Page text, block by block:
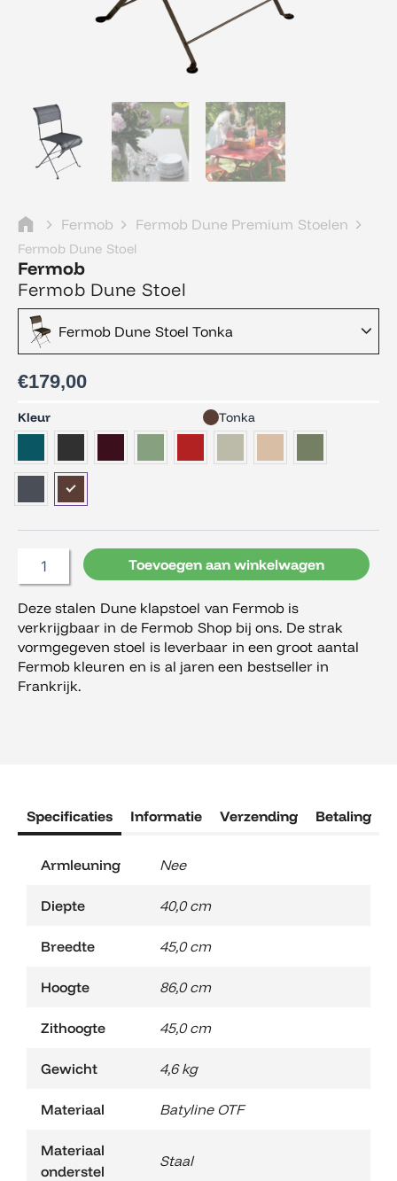
Fermob Fermob Dune Premium Stoelen
Fermob Dune Stoel
Fermob
Fermob Dune Stoel
Fermob Dune Stoel Tonka
€179,00
Kleur Tonka
Fermob
Dune
Toevoegen aan winkelwagen
Deze stalen Dune klapstoel van Fermob is
verkrijgbaar in de Fermob Shop bij ons. De strak
vormgegeven stoel is leverbaar in een groot aantal
Fermob kleuren en is al jaren een bestseller in
Frankrijk.
Specificaties Informatie Verzending Betaling
Armleuning Nee
Diepte 40,0 cm
Breedte 45,0 cm
Hoogte 86,0 cm
Zithoogte 45,0 cm
Gewicht 4,6 kg
Materiaal Batyline OTF
Materiaal
onderstel
Staal